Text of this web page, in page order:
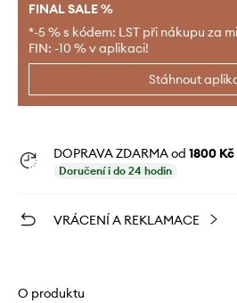
FINAL SALE %
*-5 % s kódem: LST při nákupu za
FIN: -10 % v aplikaci!
Stáhnout
DOPRAVA ZDARMA od 1800 Kč
Doručení i do 24 hodin
VRÁCENÍ A REKLAMACE
O produktu